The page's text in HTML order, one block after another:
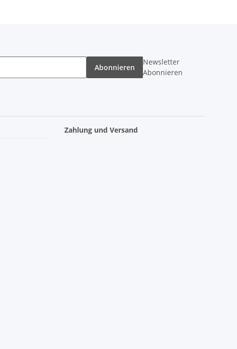
Abonnieren
Newsletter
Abonnieren
Zahlung und Versand